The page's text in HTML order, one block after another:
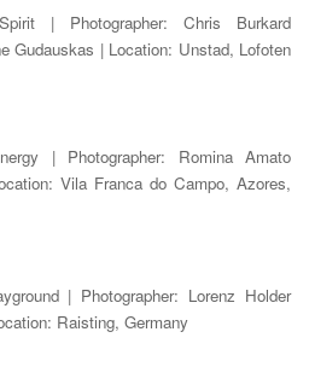
| Photographer: Chris Burkard
Gudauskas | Location: Unstad, Lofoten
| Photographer: Romina Amato
Vila Franca do Campo, Azores,
| Photographer: Lorenz Holder
Raisting, Germany